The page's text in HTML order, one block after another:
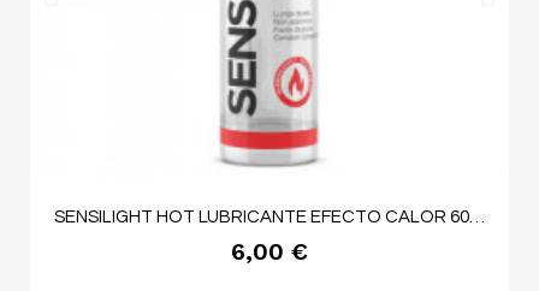
SENSILIGHT HOT LUBRICANTE EFECTO CALOR 60 ML
6,00 €